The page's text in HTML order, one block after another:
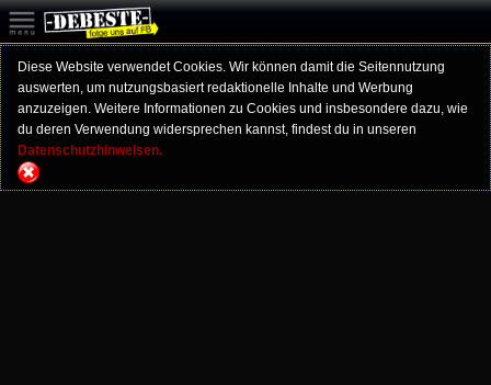
Diese Website verwendet Cookies. Wir können damit die Seitennutzung
auswerten, um nutzungsbasiert redaktionelle Inhalte und Werbung
anzuzeigen. Weitere Informationen zu Cookies und insbesondere dazu, wie
du deren Verwendung widersprechen kannst, findest du in unseren
Datenschutzhinweisen.